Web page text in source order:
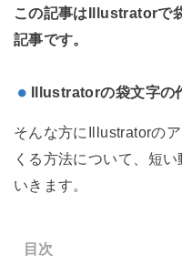
この記事はIllustratorで
記事です。
Illustratorの袋文字の
そんな方にIllustratorの
くる方法について、短
いきます。
目次